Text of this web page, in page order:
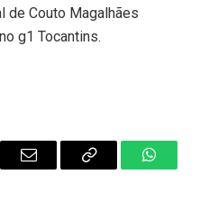
de Couto Magalhães
g1 Tocantins.
Email
Copy